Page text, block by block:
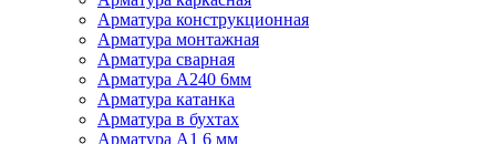
Арматура конструкционная
Арматура монтажная
Арматура сварная
Арматура А240 6мм
Арматура катанка
Арматура в бухтах
Арматура А1 6 мм